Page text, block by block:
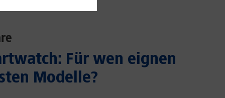
Für wen eignen
Modelle?